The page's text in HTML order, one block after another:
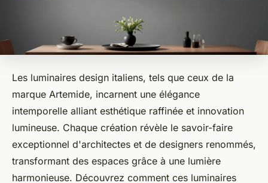
Les luminaires design italiens, tels que ceux de la
marque Artemide, incarnent une élégance
intemporelle alliant esthétique raffinée et innovation
lumineuse. Chaque création révèle le savoir-faire
exceptionnel d'architectes et de designers renommés,
transformant des espaces grâce à une lumière
harmonieuse. Découvrez comment ces luminaires